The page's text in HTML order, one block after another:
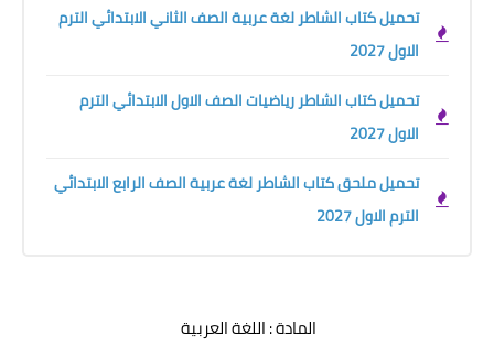
تحميل كتاب الشاطر لغة عربية الصف الثاني الابتدائي الترم
الاول 2027
تحميل كتاب الشاطر رياضيات الصف الاول الابتدائي الترم
الاول 2027
تحميل ملحق كتاب الشاطر لغة عربية الصف الرابع الابتدائي
الترم الاول 2027
المادة : اللغة العربية